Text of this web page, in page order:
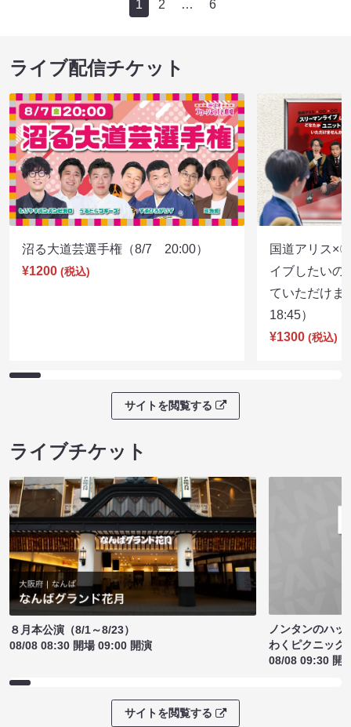
1 2 … 6
ライブ配信チケット
沼る大道芸選手権（8/7 20:00）
¥1200 (税込)
国道アリス×
イブしたいの
ていただけ
18:45）
¥1300 (税込)
サイトを閲覧する
ライブチケット
８月本公演（8/1～8/23）
08/08 08:30 開場 09:00 開演
ノンタンのハッ
わくピクニック
08/08 09:30 開
サイトを閲覧する